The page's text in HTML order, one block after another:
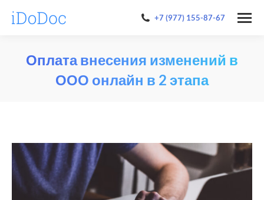
+7 (977) 155-87-67
Оплата внесения изменений в
ООО онлайн в 2 этапа